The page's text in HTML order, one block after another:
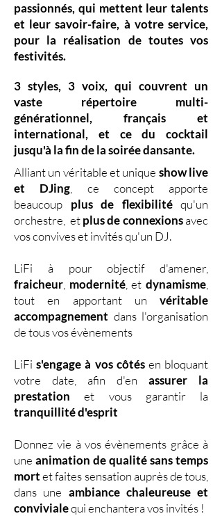
passionnés, qui mettent leur talents
et leursavoir-faire, à votre service,
pour la réalisation de toutes vos
festivités.
3 styles, 3 voix, qui couvrent un
vaste répertoire multi-
générationnel,
français et
international, et ce du cocktail
jusqu'à la fin de la soirée dansante.
Alliant un véritable et unique show live
et DJing
ce concept apporte
beaucoup plus de flexibilitéqu'un
orchestre, etplus de connexionsavec
vos convives et invités qu'un DJ.
LiFi à pour objectif d'amener,
fraicheur modernité, etdynamisme
tout en apportant un véritable
accompagnement dans l'organisation
de tous vos évènements
LiFis'engage à vos côtésen bloquant
votre date, afin d'en assurer la
prestationet vous garantir la
tranquillité d'esprit
Donnez vie à vos évènements grâce à
une animation de qualité sans temps
mortet faites sensation auprès de tous,
dans une ambiance chaleureuse et
convivialequi enchantera vos invités !